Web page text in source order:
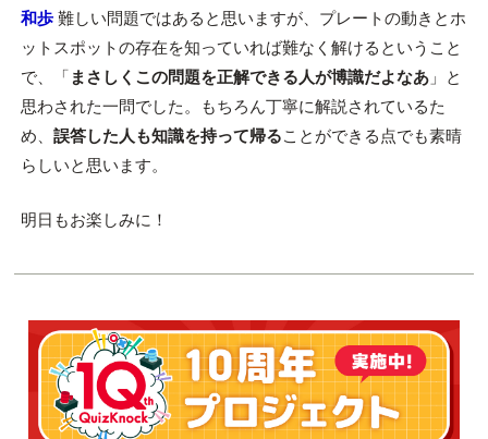
和歩難しい問題ではあると思いますが、プレートの動きとホ
ットスポットの存在を知っていれば難なく解けるということ
で、「 まさしくこの問題を正解できる人が博識だよなあ」と
思わされた一問でした。もちろん丁寧に解説されているた
め、 誤答した人も知識を持って帰ることができる点でも素晴
らしいと思います。
明日もお楽しみに！